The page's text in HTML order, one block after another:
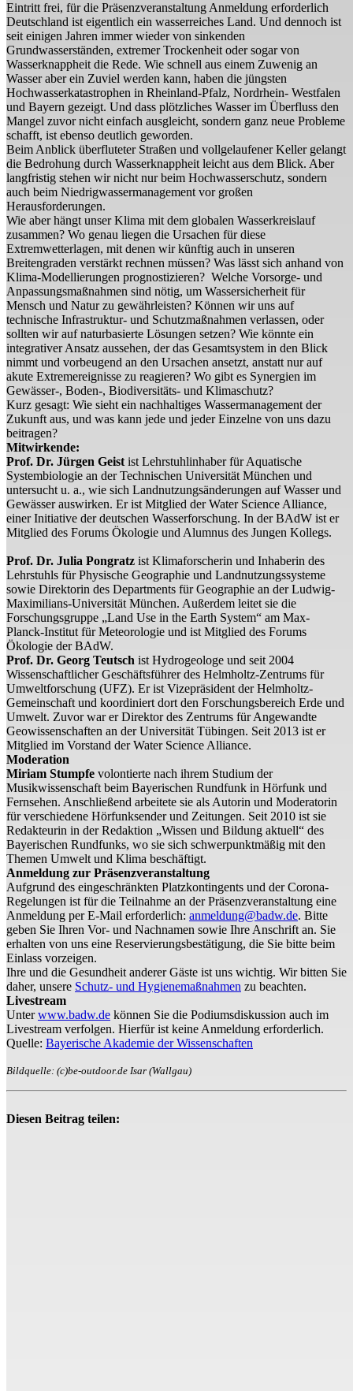
Eintritt frei, für die Präsenzveranstaltung Anmeldung erforderlich
Deutschland ist eigentlich ein wasserreiches Land. Und dennoch ist
seit einigen Jahren immer wieder von sinkenden
Grundwasserständen, extremer Trockenheit oder sogar von
Wasserknappheit die Rede. Wie schnell aus einem Zuwenig an
Wasser aber ein Zuviel werden kann, haben die jüngsten
Hochwasserkatastrophen in Rheinland-Pfalz, Nordrhein- Westfalen
und Bayern gezeigt. Und dass plötzliches Wasser im Überfluss den
Mangel zuvor nicht einfach ausgleicht, sondern ganz neue Probleme
schafft, ist ebenso deutlich geworden.
Beim Anblick überfluteter Straßen und vollgelaufener Keller gelangt
die Bedrohung durch Wasserknappheit leicht aus dem Blick. Aber
langfristig stehen wir nicht nur beim Hochwasserschutz, sondern
auch beim Niedrigwassermanagement vor großen
Herausforderungen.
Wie aber hängt unser Klima mit dem globalen Wasserkreislauf
zusammen? Wo genau liegen die Ursachen für diese
Extremwetterlagen, mit denen wir künftig auch in unseren
Breitengraden verstärkt rechnen müssen? Was lässt sich anhand von
Klima-Modellierungen prognostizieren? Welche Vorsorge- und
Anpassungsmaßnahmen sind nötig, um Wassersicherheit für
Mensch und Natur zu gewährleisten? Können wir uns auf
technische Infrastruktur- und Schutzmaßnahmen verlassen, oder
sollten wir auf naturbasierte Lösungen setzen? Wie könnte ein
integrativer Ansatz aussehen, der das Gesamtsystem in den Blick
nimmt und vorbeugend an den Ursachen ansetzt, anstatt nur auf
akute Extremereignisse zu reagieren? Wo gibt es Synergien im
Gewässer-, Boden-, Biodiversitäts- und Klimaschutz?
Kurz gesagt: Wie sieht ein nachhaltiges Wassermanagement der
Zukunft aus, und was kann jede und jeder Einzelne von uns dazu
beitragen?
Mitwirkende:
Prof. Dr. Jürgen Geistist Lehrstuhlinhaber für Aquatische
Systembiologie an der Technischen Universität München und
untersucht u. a., wie sich Landnutzungsänderungen auf Wasser und
Gewässer auswirken. Er ist Mitglied der Water Science Alliance,
einer Initiative der deutschen Wasserforschung. In der BAdW ist er
Mitglied des Forums Ökologie und Alumnus des Jungen Kollegs.
Prof. Dr. Julia Pongratz ist Klimaforscherin und Inhaberin des
Lehrstuhls für Physische Geographie und Landnutzungssysteme
sowie Direktorin des Departments für Geographie an der Ludwig-
Maximilians-UniversitätMünchen. Außerdem leitet sie die
Forschungsgruppe „Land Use in the Earth System“ am Max-
Planck-Institut für Meteorologie und ist Mitglied des Forums
Ökologie der BAdW.
Prof. Dr. Georg Teutsch ist Hydrogeologe und seit 2004
Wissenschaftlicher Geschäftsführer des Helmholtz-Zentrums für
Umweltforschung (UFZ). Er ist Vizepräsident der Helmholtz-
Gemeinschaft und koordiniert dort den Forschungsbereich Erde und
Umwelt. Zuvor war er Direktor des Zentrums für Angewandte
Geowissenschaften an der Universität Tübingen. Seit 2013 ist er
Mitglied im Vorstand der Water Science Alliance.
Moderation
Miriam Stumpfe volontierte nach ihrem Studium der
Musikwissenschaft beim Bayerischen Rundfunk in Hörfunk und
Fernsehen. Anschließend arbeitete sie als Autorin und Moderatorin
für verschiedene Hörfunksender und Zeitungen. Seit 2010 ist sie
Redakteurin in der Redaktion „Wissen und Bildung aktuell“ des
Bayerischen Rundfunks, wo sie sich schwerpunktmäßig mit den
Themen Umwelt und Klima beschäftigt.
Anmeldung zur Präsenzveranstaltung
Aufgrund des eingeschränkten Platzkontingents und der Corona-
Regelungen ist für die Teilnahme an der Präsenzveranstaltung eine
Anmeldung per E-Mail erforderlich: anmeldung@badw.de. Bitte
geben Sie Ihren Vor- und Nachnamen sowie Ihre Anschrift an. Sie
erhalten von uns eine Reservierungsbestätigung, die Sie bitte beim
Einlass vorzeigen.
Ihre und die Gesundheit anderer Gäste ist uns wichtig. Wir bitten Sie
daher, unsere Schutz- und Hygienemaßnahmen zu beachten.
Livestream
Unterwww.badw.de können Sie die Podiumsdiskussion auch im
Livestream verfolgen. Hierfür ist keine Anmeldung erforderlich.
Quelle: Bayerische Akademie der Wissenschaften
Bildquelle: (c)be-outdoor.de Isar (Wallgau)
Diesen Beitrag teilen: